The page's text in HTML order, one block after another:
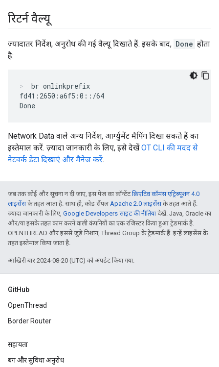
रिटर्न वैल्यू
ज़्यादातर निर्देश, अनुरोध की गई वैल्यू दिखाते हैं. इसके बाद, Done होता
है:
br onlinkprefix
fd41:2650:a6f5:0::/64
Network Data वाले अन्य निर्देश, आर्ग्युमेंट मैपिंग दिखा सकते हैं का
इस्तेमाल करें. ज़्यादा जानकारी के लिए, इसे देखेंOT CLI की मदद से
नेटवर्क डेटा दिखाएं और मैनेज करें.
जब तक कोई और सूचना न दी जाए, इस पेज का कॉन्टेंटक्रिएटिव कॉमंस एट्रिब्यूशन 4.0
लाइसेंसके तहत आता है. साथ ही, कोड सैंपलApache 2.0 लाइसेंसके तहत आते हैं.
ज़्यादा जानकारी के लिए, Google Developers साइट की नीतियांदेखें. Java, Oracle का
और/या इसके तहत काम करने वाली कंपनियों का एक रजिस्टर किया हुआ ट्रेडमार्क है.
OPENTHREAD और इससे जुड़े निशान, Thread Group के ट्रेडमार्क हैं. इन्हें लाइसेंस के
तहत इस्तेमाल किया जाता है.
आखिरी बार 2024-08-20 (UTC) को अपडेट किया गया.
GitHub
OpenThread
Border Router
सहायता
बग और सुविधा अनुरोध